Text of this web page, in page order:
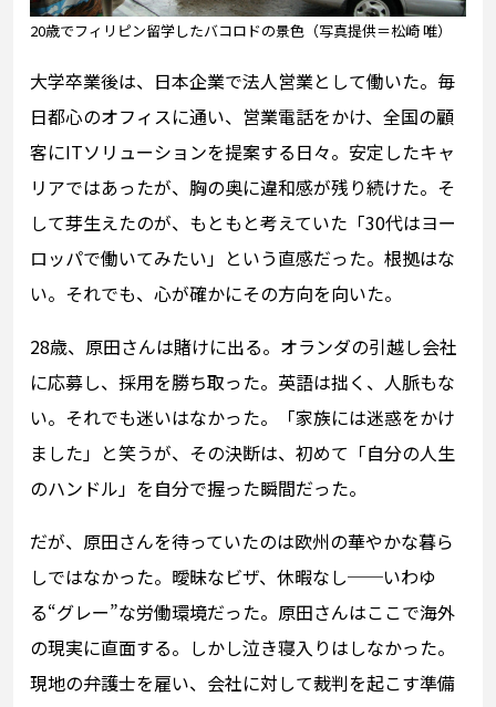
20歳でフィリピン留学したバコロドの景色（写真提供＝松崎 唯）
大学卒業後は、日本企業で法人営業として働いた。毎
日都心のオフィスに通い、営業電話をかけ、全国の顧
客にITソリューションを提案する日々。安定したキャ
リアではあったが、胸の奥に違和感が残り続けた。そ
して芽生えたのが、もともと考えていた「30代はヨー
ロッパで働いてみたい」という直感だった。根拠はな
い。それでも、心が確かにその方向を向いた。
28歳、原田さんは賭けに出る。オランダの引越し会社
に応募し、採用を勝ち取った。英語は拙く、人脈もな
い。それでも迷いはなかった。「家族には迷惑をかけ
ました」と笑うが、その決断は、初めて「自分の人生
のハンドル」を自分で握った瞬間だった。
だが、原田さんを待っていたのは欧州の華やかな暮ら
しではなかった。曖昧なビザ、休暇なし──いわゆ
る“グレー”な労働環境だった。原田さんはここで海外
の現実に直面する。しかし泣き寝入りはしなかった。
現地の弁護士を雇い、会社に対して裁判を起こす準備